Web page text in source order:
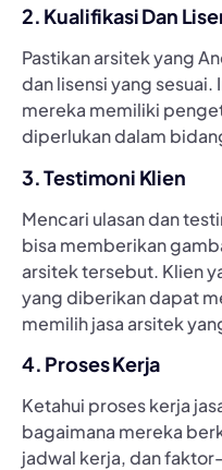
2. Kualifikasi Dan
Pastikan arsitek yang
dan lisensi yang sesuai.
mereka memiliki
diperlukan dalam
3. Testimoni Klien
Mencari ulasan dan
bisa memberikan
arsitek tersebut. Klien
yang diberikan dapat
memilih jasa arsitek
4. Proses Kerja
Ketahui proses kerja
bagaimana mereka
jadwal kerja, dan